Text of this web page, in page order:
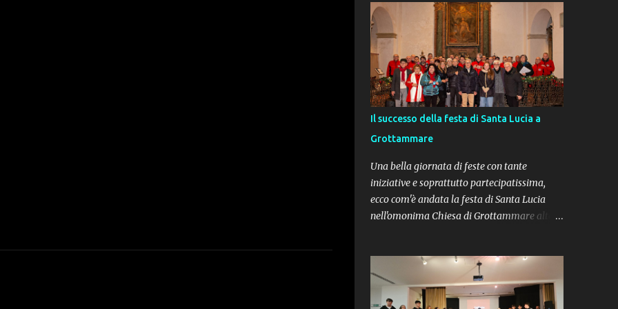
Ma come dice un antico proverbio dei nativi
americani : “Fa più rumore un albero che
cade, che una foresta intera che cresce” . Ci
sono tanti ragazzi e giovani meritevoli di
encomio, da cui prendere esempio e che
riempiono di soddisfazioni il cuore di
genitori ed educatori che hanno avuto la
della loro vita. La Pagella D’Oro 2025.
L’occasione è data dal premio “ Pagella
d’oro ” che ogni anno la Fondazione Cassa di
Risparmio di Fermo “Carifermo” conferisce
agli studenti più meritevoli del nostro
valorizzare gli studenti più meritevoli delle
scuole secondarie di primo e secondo grado,
nelle aree in cui la ...
Il successo della festa di Santa Lucia a
Grottammare
Una bella giornata di feste con tante
iniziative e soprattutto partecipatissima,
ecco com'è andata la festa di Santa Lucia
nell'omonima Chiesa di Grottammare alta.
vogliamo mostrarvi le foto, per cui
ringraziamo l'Angelo custode di Santa Lucia
Dino Cappelletti e tutti gli "Angeli custodi di